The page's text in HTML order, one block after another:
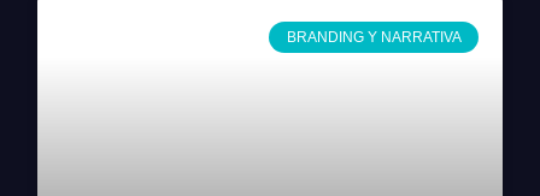
BRANDING Y NARRATIVA